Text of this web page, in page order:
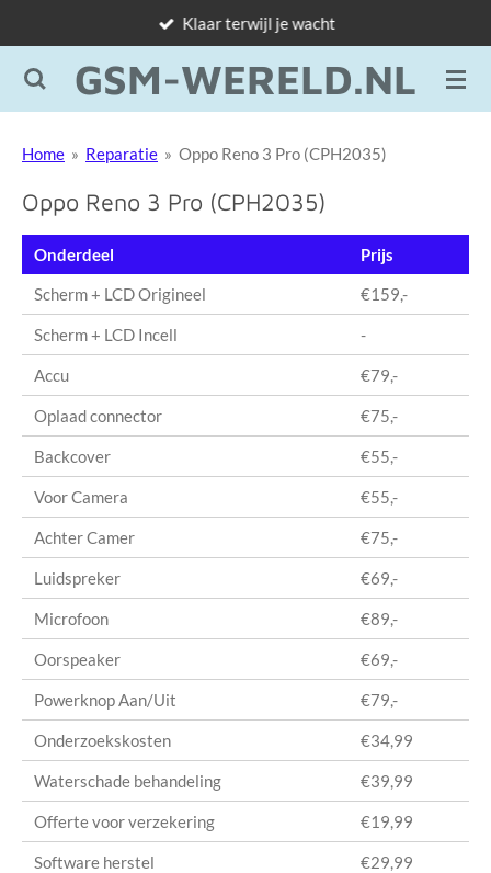
naar
de
GSM-WERELD.NL
Klaar terwijl je wacht
Home » Reparatie » Oppo Reno 3 Pro (CPH2035)
Oppo Reno 3 Pro (CPH2035)
Onderdeel
Prijs
Scherm + LCD Origineel
€159,-
Scherm + LCD Incell -
Accu €79,-
Oplaad connector €75,-
Backcover €55,-
Voor Camera €55,-
Achter Camer €75,-
Luidspreker €69,-
Microfoon €89,-
Oorspeaker €69,-
Powerknop Aan/Uit €79,-
Onderzoekskosten €34,99
Waterschade behandeling €39,99
Offerte voor verzekering €19,99
Software herstel €29,99